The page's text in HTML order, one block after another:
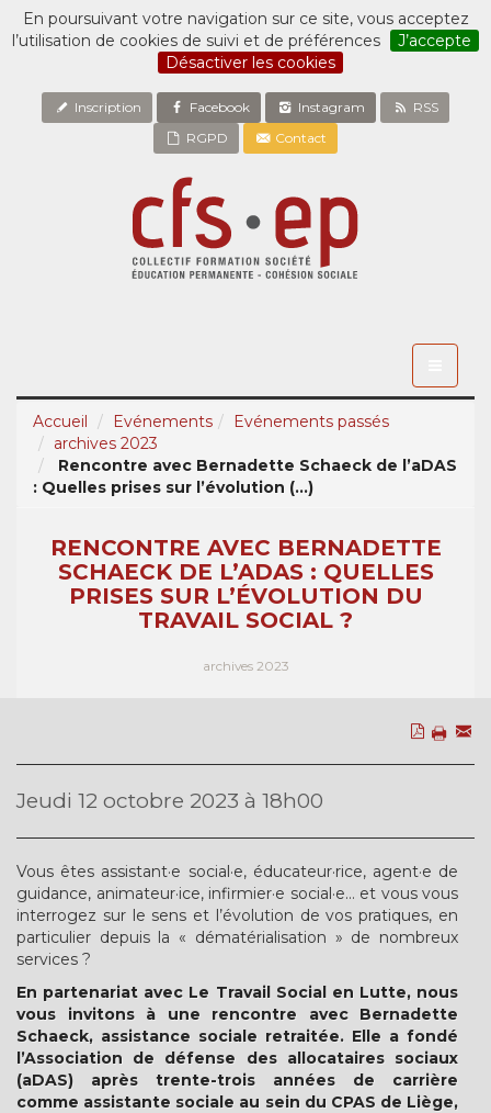
En poursuivant votre navigation sur ce site, vous acceptez
l’utilisation de cookies de suivi et de préférences
J’accepte
Désactiver les cookies
Inscription Facebook Instagram
RSS
RGPD
Contact
Accueil
Evénements
Evénements passés
archives 2023
Rencontre avec Bernadette Schaeck de l’aDAS
: Quelles prises sur l’évolution (...)
RENCONTRE AVEC BERNADETTE
SCHAECK DE L’ADAS : QUELLES
PRISES SUR L’ÉVOLUTION DU
TRAVAIL SOCIAL ?
archives 2023
Jeudi 12 octobre 2023 à 18h00
Vous êtes assistant·e social·e, éducateur·rice, agent·e de
guidance, animateur·ice, infirmier·e social·e… et vous vous
interrogez sur le sens et l’évolution de vos pratiques, en
particulier depuis la « dématérialisation » de nombreux
services ?
En partenariat avec Le Travail Social en Lutte, nous
vous invitons à une rencontre avec Bernadette
Schaeck, assistance sociale retraitée. Elle a fondé
l’Association de défense des allocataires sociaux
(aDAS) après trente-trois années de carrière
comme assistante sociale au sein du CPAS de Liège,